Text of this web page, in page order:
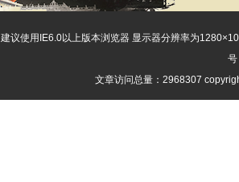
建议使用IE6.0以上版本浏览器 显示器分辨率为
号
文章访问总量：2968307